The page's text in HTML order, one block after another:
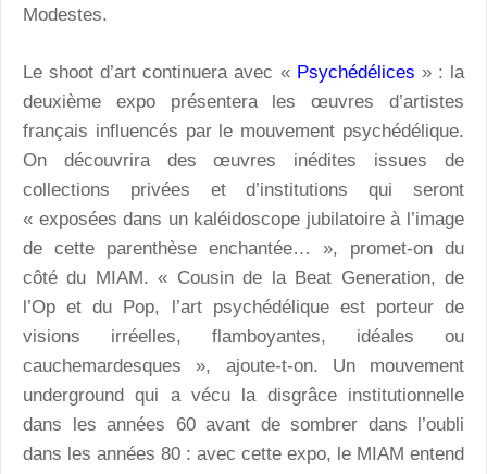
Modestes.
Le shoot d’art continuera avec « Psychédélices » : la
deuxième expo présentera les œuvres d’artistes
français influencés par le mouvement psychédélique.
On découvrira des œuvres inédites issues de
collections privées et d’institutions qui seront
« exposées dans un kaléidoscope jubilatoire à l’image
de cette parenthèse enchantée… », promet-on du
côté du MIAM. « Cousin de la Beat Generation, de
l’Op et du Pop, l’art psychédélique est porteur de
visions irréelles, flamboyantes, idéales ou
cauchemardesques », ajoute-t-on. Un mouvement
underground qui a vécu la disgrâce institutionnelle
dans les années 60 avant de sombrer dans l’oubli
dans les années 80 : avec cette expo, le MIAM entend